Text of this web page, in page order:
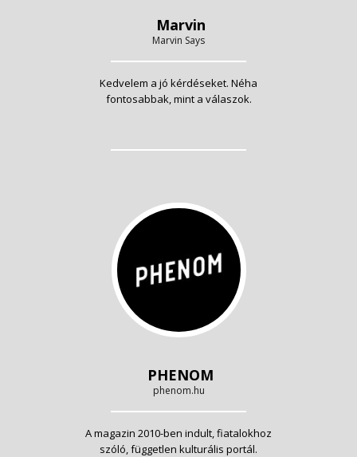
Marvin
Marvin Says
Kedvelem a jó kérdéseket. Néha
fontosabbak, mint a válaszok.
PHENOM
phenom.hu
A magazin 2010-ben indult, fiatalokhoz
szóló, független kulturális portál.